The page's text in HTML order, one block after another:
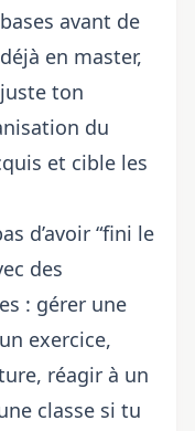
avant de
en master,
ton
du
et cible les
d’avoir “fini le
des
: gérer une
exercice,
réagir à un
classe si tu